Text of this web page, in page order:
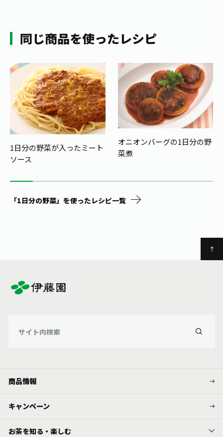
同じ商品を使ったレシピ
1日分の野菜が入ったミート
ソース
オニオンバーグの1日分の野
菜煮
「1日分の野菜」を使ったレシピ一覧
商品情報
キャンペーン
お茶を知る・楽しむ